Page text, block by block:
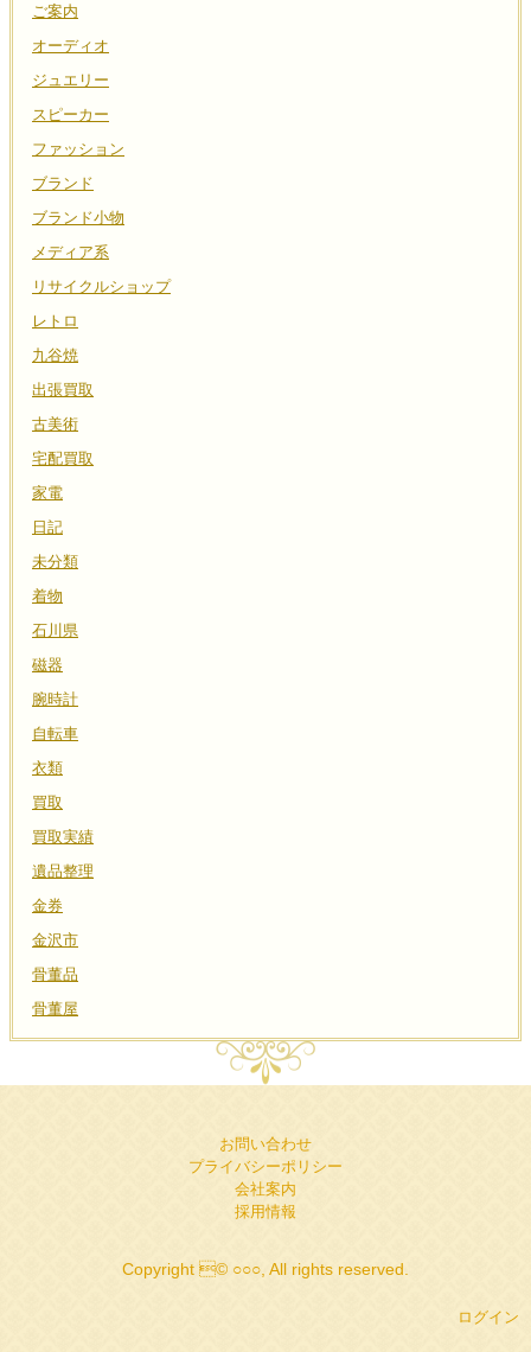
ご案内
オーディオ
ジュエリー
スピーカー
ファッション
ブランド
ブランド小物
メディア系
リサイクルショップ
レトロ
九谷焼
出張買取
古美術
宅配買取
家電
日記
未分類
着物
石川県
磁器
腕時計
自転車
衣類
買取
買取実績
遺品整理
金券
金沢市
骨董品
骨董屋
お問い合わせ
プライバシーポリシー
会社案内
採用情報
Copyright © ○○○, All rights reserved.
ログイン